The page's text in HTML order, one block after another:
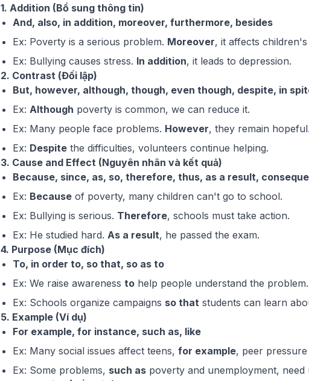
1. Addition (Bổ sung thông tin)
And, also, in addition, moreover, furthermore, besides
Ex: Poverty is a serious problem. Moreover, it affects
Ex: Bullying causes stress. In addition, it leads to depression.
2. Contrast (Đối lập)
But, however, although, though, even though, despite, in
Ex: Although poverty is common, we can reduce it.
Ex: Many people face problems. However, they remain
Ex: Despite the difficulties, volunteers continue helping.
3. Cause and Effect (Nguyên nhân và kết quả)
Because, since, as, so, therefore, thus, as a result,
Ex: Because of poverty, many children can't go to school.
Ex: Bullying is serious. Therefore, schools must take action.
Ex: He studied hard. As a result, he passed the exam.
4. Purpose (Mục đích)
To, in order to, so that, so as to
Ex: We raise awareness to help people understand the problem.
Ex: Schools organize campaigns so that students can learn
5. Example (Ví dụ)
For example, for instance, such as, like
Ex: Many social issues affect teens, for example, peer
Ex: Some problems, such as poverty and unemployment, need